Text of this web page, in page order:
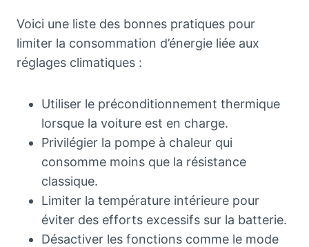
Voici une liste des bonnes pratiques pour
limiter la consommation d’énergie liée aux
réglages climatiques :
Utiliser le préconditionnement thermique
lorsque la voiture est en charge.
Privilégier la pompe à chaleur qui
consomme moins que la résistance
classique.
Limiter la température intérieure pour
éviter des efforts excessifs sur la batterie.
Désactiver les fonctions comme le mode